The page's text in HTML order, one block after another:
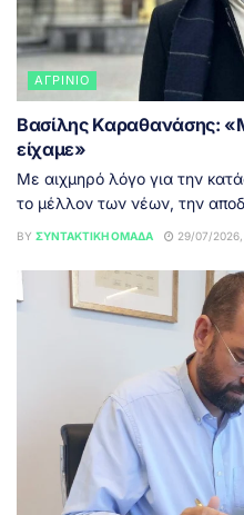
ΑΓΡΊΝΙΟ
Βασίλης Καραθανάσης:
είχαμε»
Με αιχμηρό λόγο για την
το μέλλον των νέων, την
BY ΣΥΝΤΑΚΤΙΚΉ ΟΜΆΔΑ 29/07/2026,